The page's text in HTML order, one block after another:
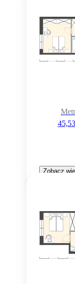
Zobacz